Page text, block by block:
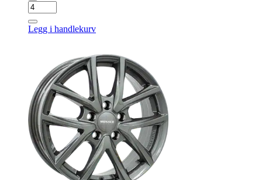
MONACO
WHEELS
CL2
Anthracite
Legg i handlekurv